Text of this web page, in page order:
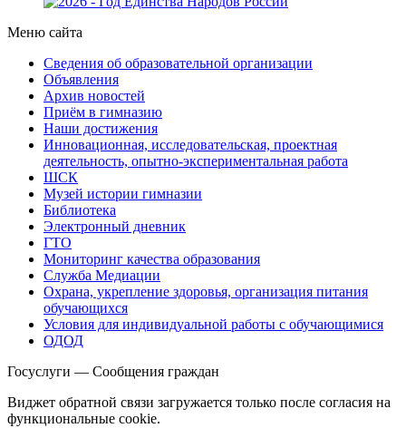
Меню сайта
Сведения об образовательной организации
Объявления
Архив новостей
Приём в гимназию
Наши достижения
Инновационная, исследовательская, проектная
деятельность, опытно-экспериментальная работа
ШСК
Музей истории гимназии
Библиотека
Электронный дневник
ГТО
Мониторинг качества образования
Служба Медиации
Охрана, укрепление здоровья, организация питания
обучающихся
Условия для индивидуальной работы с обучающимися
ОДОД
Госуслуги — Сообщения граждан
Виджет обратной связи загружается только после согласия на
функциональные cookie.